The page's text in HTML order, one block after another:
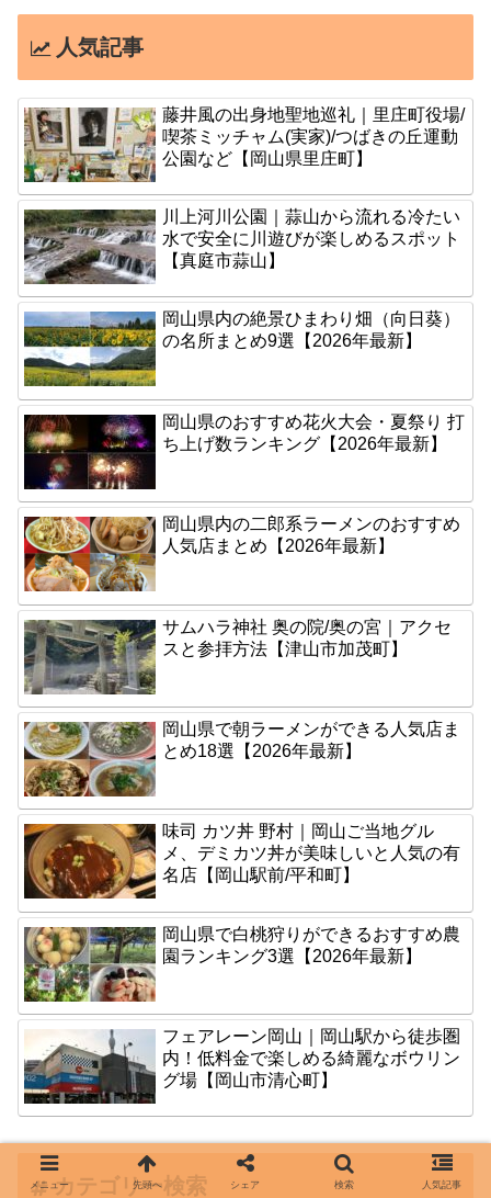
人気記事
藤井風の出身地聖地巡礼｜里庄町役場/
喫茶ミッチャム(実家)/つばきの丘運動
公園など【岡山県里庄町】
川上河川公園｜蒜山から流れる冷たい
水で安全に川遊びが楽しめるスポット
【真庭市蒜山】
岡山県内の絶景ひまわり畑（向日葵）
の名所まとめ9選【2026年最新】
岡山県のおすすめ花火大会・夏祭り 打
ち上げ数ランキング【2026年最新】
岡山県内の二郎系ラーメンのおすすめ
人気店まとめ【2026年最新】
サムハラ神社 奥の院/奥の宮｜アクセ
スと参拝方法【津山市加茂町】
岡山県で朝ラーメンができる人気店ま
とめ18選【2026年最新】
味司 カツ丼 野村｜岡山ご当地グル
メ、デミカツ丼が美味しいと人気の有
名店【岡山駅前/平和町】
岡山県で白桃狩りができるおすすめ農
園ランキング3選【2026年最新】
フェアレーン岡山｜岡山駅から徒歩圏
内！低料金で楽しめる綺麗なボウリン
グ場【岡山市清心町】
カテゴリー検索
メニュー 先頭へ シェア 検索 人気記事